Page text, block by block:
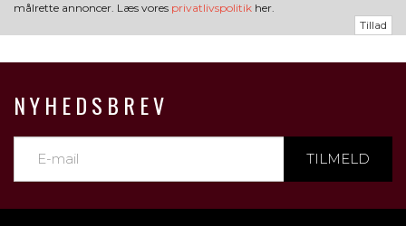
målrette annoncer. Læs vores privatlivspolitik her.
Tillad
NYHEDSBREV
TILMELD